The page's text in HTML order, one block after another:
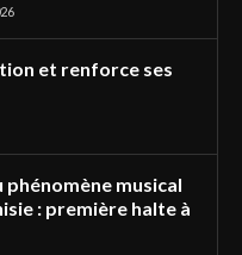
et renforce ses
musical
: première halte à